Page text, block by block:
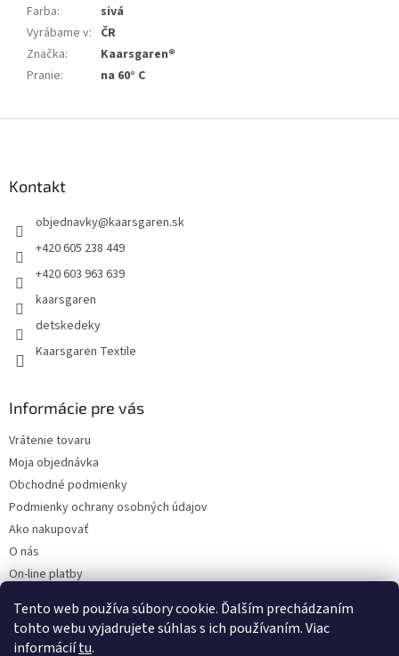
Tento web používa súbory cookie. Ďalším prechádzaním
tohto webu vyjadrujete súhlas s ich používaním. Viac
informáciítu.
Farba:
sivá
Vyrábame v: ČR
Značka:
Kaarsgaren®
Pranie: na 60° C
Kontakt
objednavky@kaarsgaren.sk
+420 605 238 449
+420 603 963 639
kaarsgaren
detskedeky
Kaarsgaren Textile
Informácie pre vás
Vrátenie tovaru
Moja objednávka
Obchodné podmienky
Podmienky ochrany osobných údajov
Ako nakupovať
O nás
On-line platby
Čo dať do kočíka v zime?